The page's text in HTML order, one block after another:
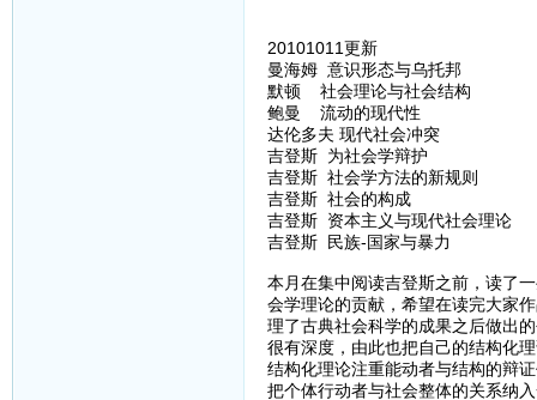
20101011更新
曼海姆 意识形态与乌托邦
默顿 社会理论与社会结构
鲍曼 流动的现代性
达伦多夫 现代社会冲突
吉登斯 为社会学辩护
吉登斯 社会学方法的新规则
吉登斯 社会的构成
吉登斯 资本主义与现代社会理论
吉登斯 民族-国家与暴力
本月在集中阅读吉登斯之前，读了
会学理论的贡献，希望在读完大家
理了古典社会科学的成果之后做出
很有深度，由此也把自己的结构化
结构化理论注重能动者与结构的辩
把个体行动者与社会整体的关系纳